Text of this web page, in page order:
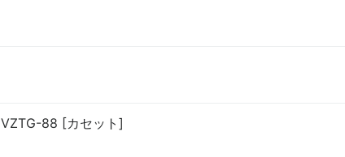
VZTG-88 [カセット]